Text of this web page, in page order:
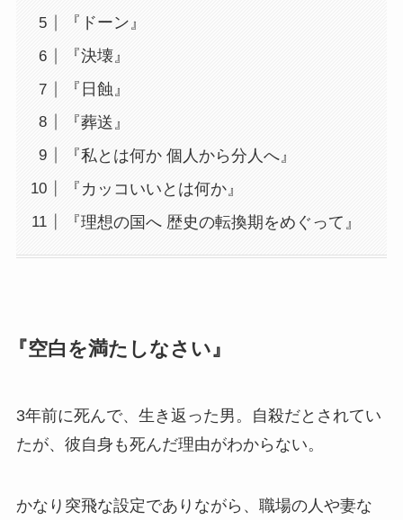
『ドーン』
『決壊』
『日蝕』
『葬送』
『私とは何か 個人から分人へ』
『カッコいいとは何か』
『理想の国へ 歴史の転換期をめぐって』
『空白を満たしなさい』
3年前に死んで、生き返った男。自殺だとされてい
たが、彼自身も死んだ理由がわからない。
かなり突飛な設定でありながら、職場の人や妻な